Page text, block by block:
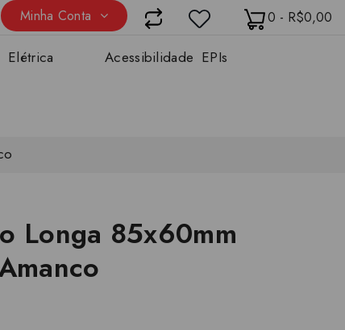
0 - R$0,00
Minha Conta
Elétrica Acessibilidade EPIs
Longa 85x60mm